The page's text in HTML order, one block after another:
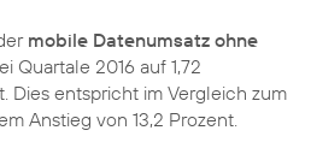
mobile Datenumsatz ohne
Quartale 2016 auf 1,72
Dies entspricht im Vergleich zum
Anstieg von 13,2 Prozent.